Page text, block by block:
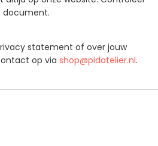
document.
statement of over jouw
op via shop@pidatelier.nl.